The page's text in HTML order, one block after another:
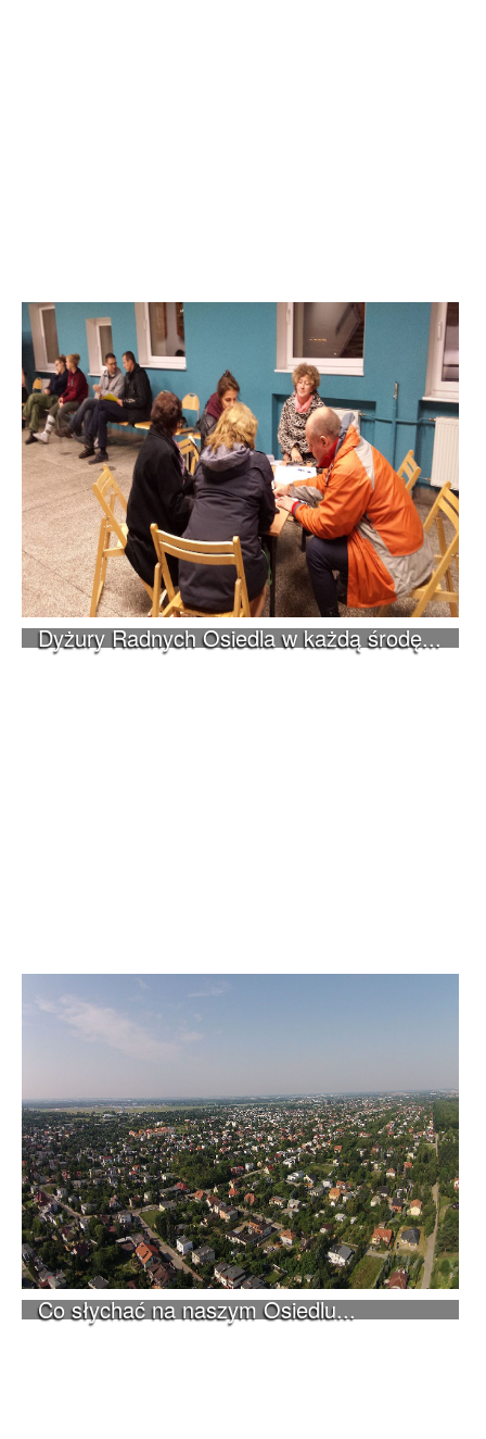
Dyżury Radnych Osiedla w każdą środę...
Co słychać na naszym Osiedlu...